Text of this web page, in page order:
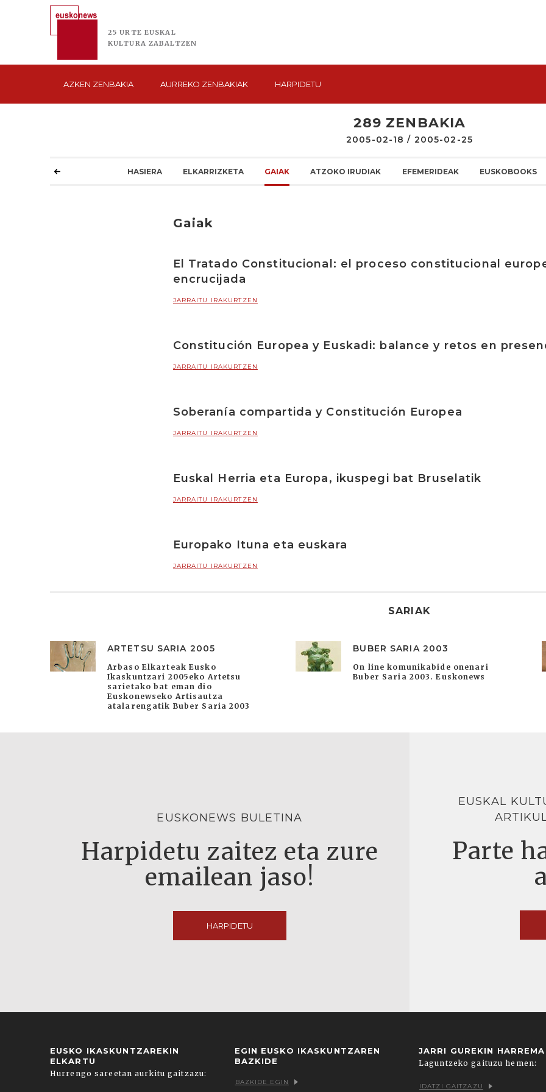
25 URTE EUSKAL
KULTURA ZABALTZEN
AZKEN ZENBAKIA AURREKO ZENBAKIAK HARPIDETU
289 ZENBAKIA
2005-02-18 / 2005-02-25
HASIERA ELKARRIZKETA GAIAK ATZOKO IRUDIAK EFEMERIDEAK EUSKOBOOKS
Gaiak
El Tratado Constitucional: el proceso constitucional
encrucijada
JARRAITU IRAKURTZEN
Constitución Europea y Euskadi: balance y retos en
JARRAITU IRAKURTZEN
Soberanía compartida y Constitución Europea
JARRAITU IRAKURTZEN
Euskal Herria eta Europa, ikuspegi bat Bruselatik
JARRAITU IRAKURTZEN
Europako Ituna eta euskara
JARRAITU IRAKURTZEN
SARIAK
ARTETSU SARIA 2005
Arbaso Elkarteak Eusko
Ikaskuntzari 2005eko Artetsu
sarietako bat eman dio
Euskonewseko Artisautza
atalarengatik Buber Saria 2003
BUBER SARIA 2003
On line komunikabide onenari
Buber Saria 2003. Euskonews
EUSKONEWS BULETINA
Harpidetu zaitez eta zure
emailean jaso!
HARPIDETU
EUSKAL
Parte
EUSKO IKASKUNTZAREKIN
ELKARTU
Hurrengo sareetan aurkitu gaitzazu:
EGIN EUSKO IKASKUNTZAREN
BAZKIDE
BAZKIDE EGIN
JARRI GUREKIN
Laguntzeko gaituzu hemen:
IDATZI GAITZAZU